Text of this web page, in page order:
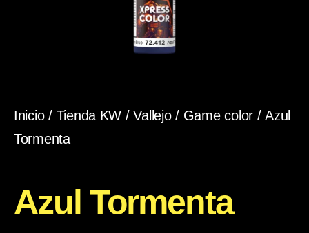
Inicio/ Tienda KW /Vallejo/ Game color / Azul
Tormenta
Azul Tormenta